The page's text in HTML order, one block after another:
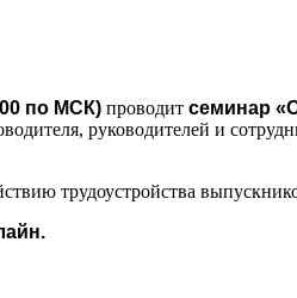
по МСК) проводит семинар «
руководителей и
трудоустройства